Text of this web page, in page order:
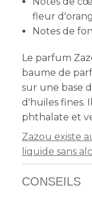
fleur
Notes de
Le parfum
baume de
sur une base
d'huiles fines.
phthalate et
Zazou existe
liquide sans
CONSEILS